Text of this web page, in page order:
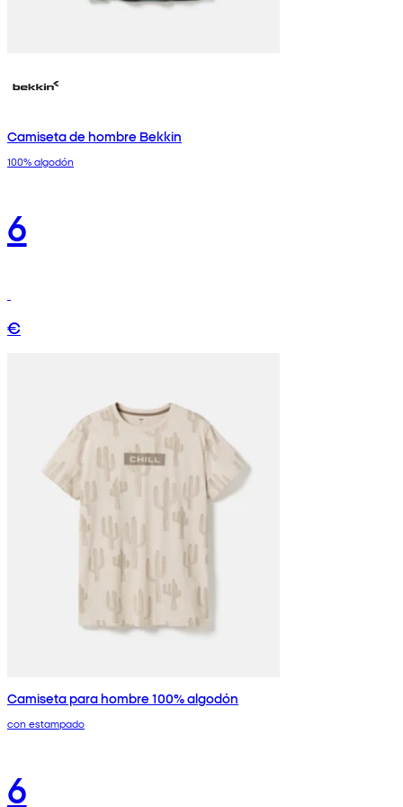
Camiseta de hombre Bekkin
100% algodón
6
€
Camiseta para hombre 100% algodón
con estampado
6